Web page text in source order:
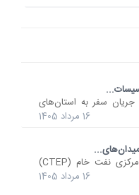
جریان سفر به استان‌های
16 مرداد 1405
تکمیل ردیف‌های A و B واحد فرآورش مرکزی نفت خام (CTEP)
16 مرداد 1405